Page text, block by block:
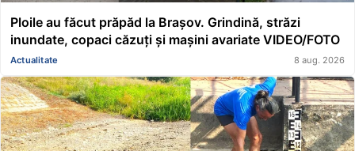
Ploile au făcut prăpăd la Brașov. Grindină, străzi
inundate, copaci căzuți și mașini avariate VIDEO/FOTO
Actualitate 8 aug. 2026